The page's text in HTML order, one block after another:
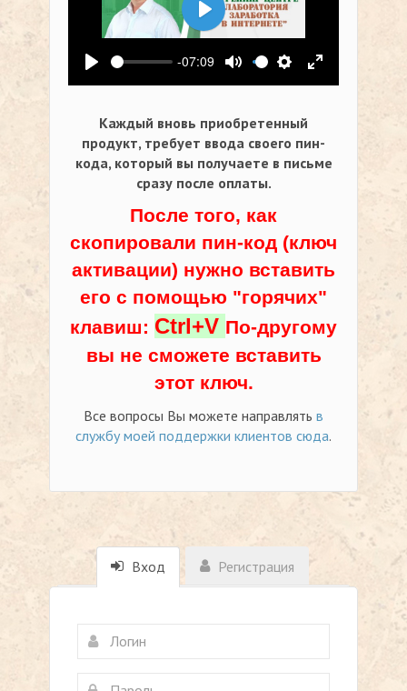
Воспроизвести
-07:09
Выключить звук
Настройки
На весь
Воспроизвести
Каждый вновь приобретенный
продукт, требует ввода своего пин-
кода, который вы получаете в письме
сразу после оплаты.
После того, как
скопировали пин-код (ключ
активации) нужно вставить
его с помощью "горячих"
клавиш: Ctrl+V По-другому
вы не сможете вставить
этот ключ.
Все вопросы Вы можете направлять в
службу моей поддержки клиентов сюда.
Вход Регистрация